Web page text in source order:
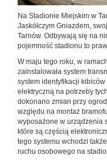
Na Stadionie Miejskim w
Jaskółczym Gniazdem,
Tarnów. Odbywają się na
pojemność stadionu to
W maju tego roku, w
zainstalowała system
system identyfikacji
elektryczną na potrzeby
dokonano zmian przy
względu na montaż
wyposażone w urządzenia
które są częścią
tego systemu wchodzi
ruchu osobowego na